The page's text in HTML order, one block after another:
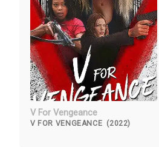
V For Vengeance
V FOR VENGEANCE (2022)